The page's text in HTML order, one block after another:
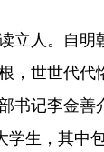
人。自明
，世世代代
书记李金善
生，其中